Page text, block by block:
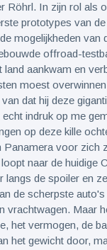
Röhrl. In zijn rol als
prototypes van
mogelijkheden van
offroad-
land aankwam en
moest
dat hij deze
indruk op me
op deze kille
Panamera voor zich
naar de huidige
langs de spoiler en
de scherpste
vrachtwagen. Maar
het vermogen, de
het gewicht door,